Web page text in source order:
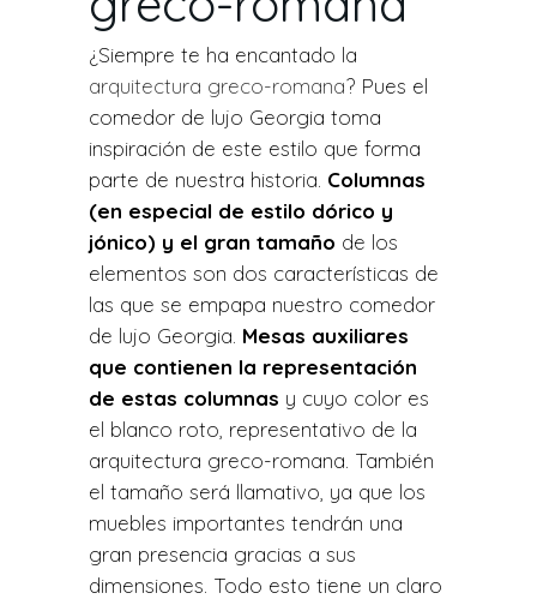
¿Siempre te ha encantado la
arquitectura greco-romana? Pues el
comedor de lujo Georgia toma
inspiración de este estilo que forma
parte de nuestra historia. Columnas
(en especial de estilo dórico y
jónico) y el gran tamaño de los
elementos son dos características de
las que se empapa nuestro comedor
de lujo Georgia. Mesas auxiliares
que contienen la representación
de estas columnas y cuyo color es
el blanco roto, representativo de la
arquitectura greco-romana. También
el tamaño será llamativo, ya que los
muebles importantes tendrán una
gran presencia gracias a sus
dimensiones. Todo esto tiene un claro